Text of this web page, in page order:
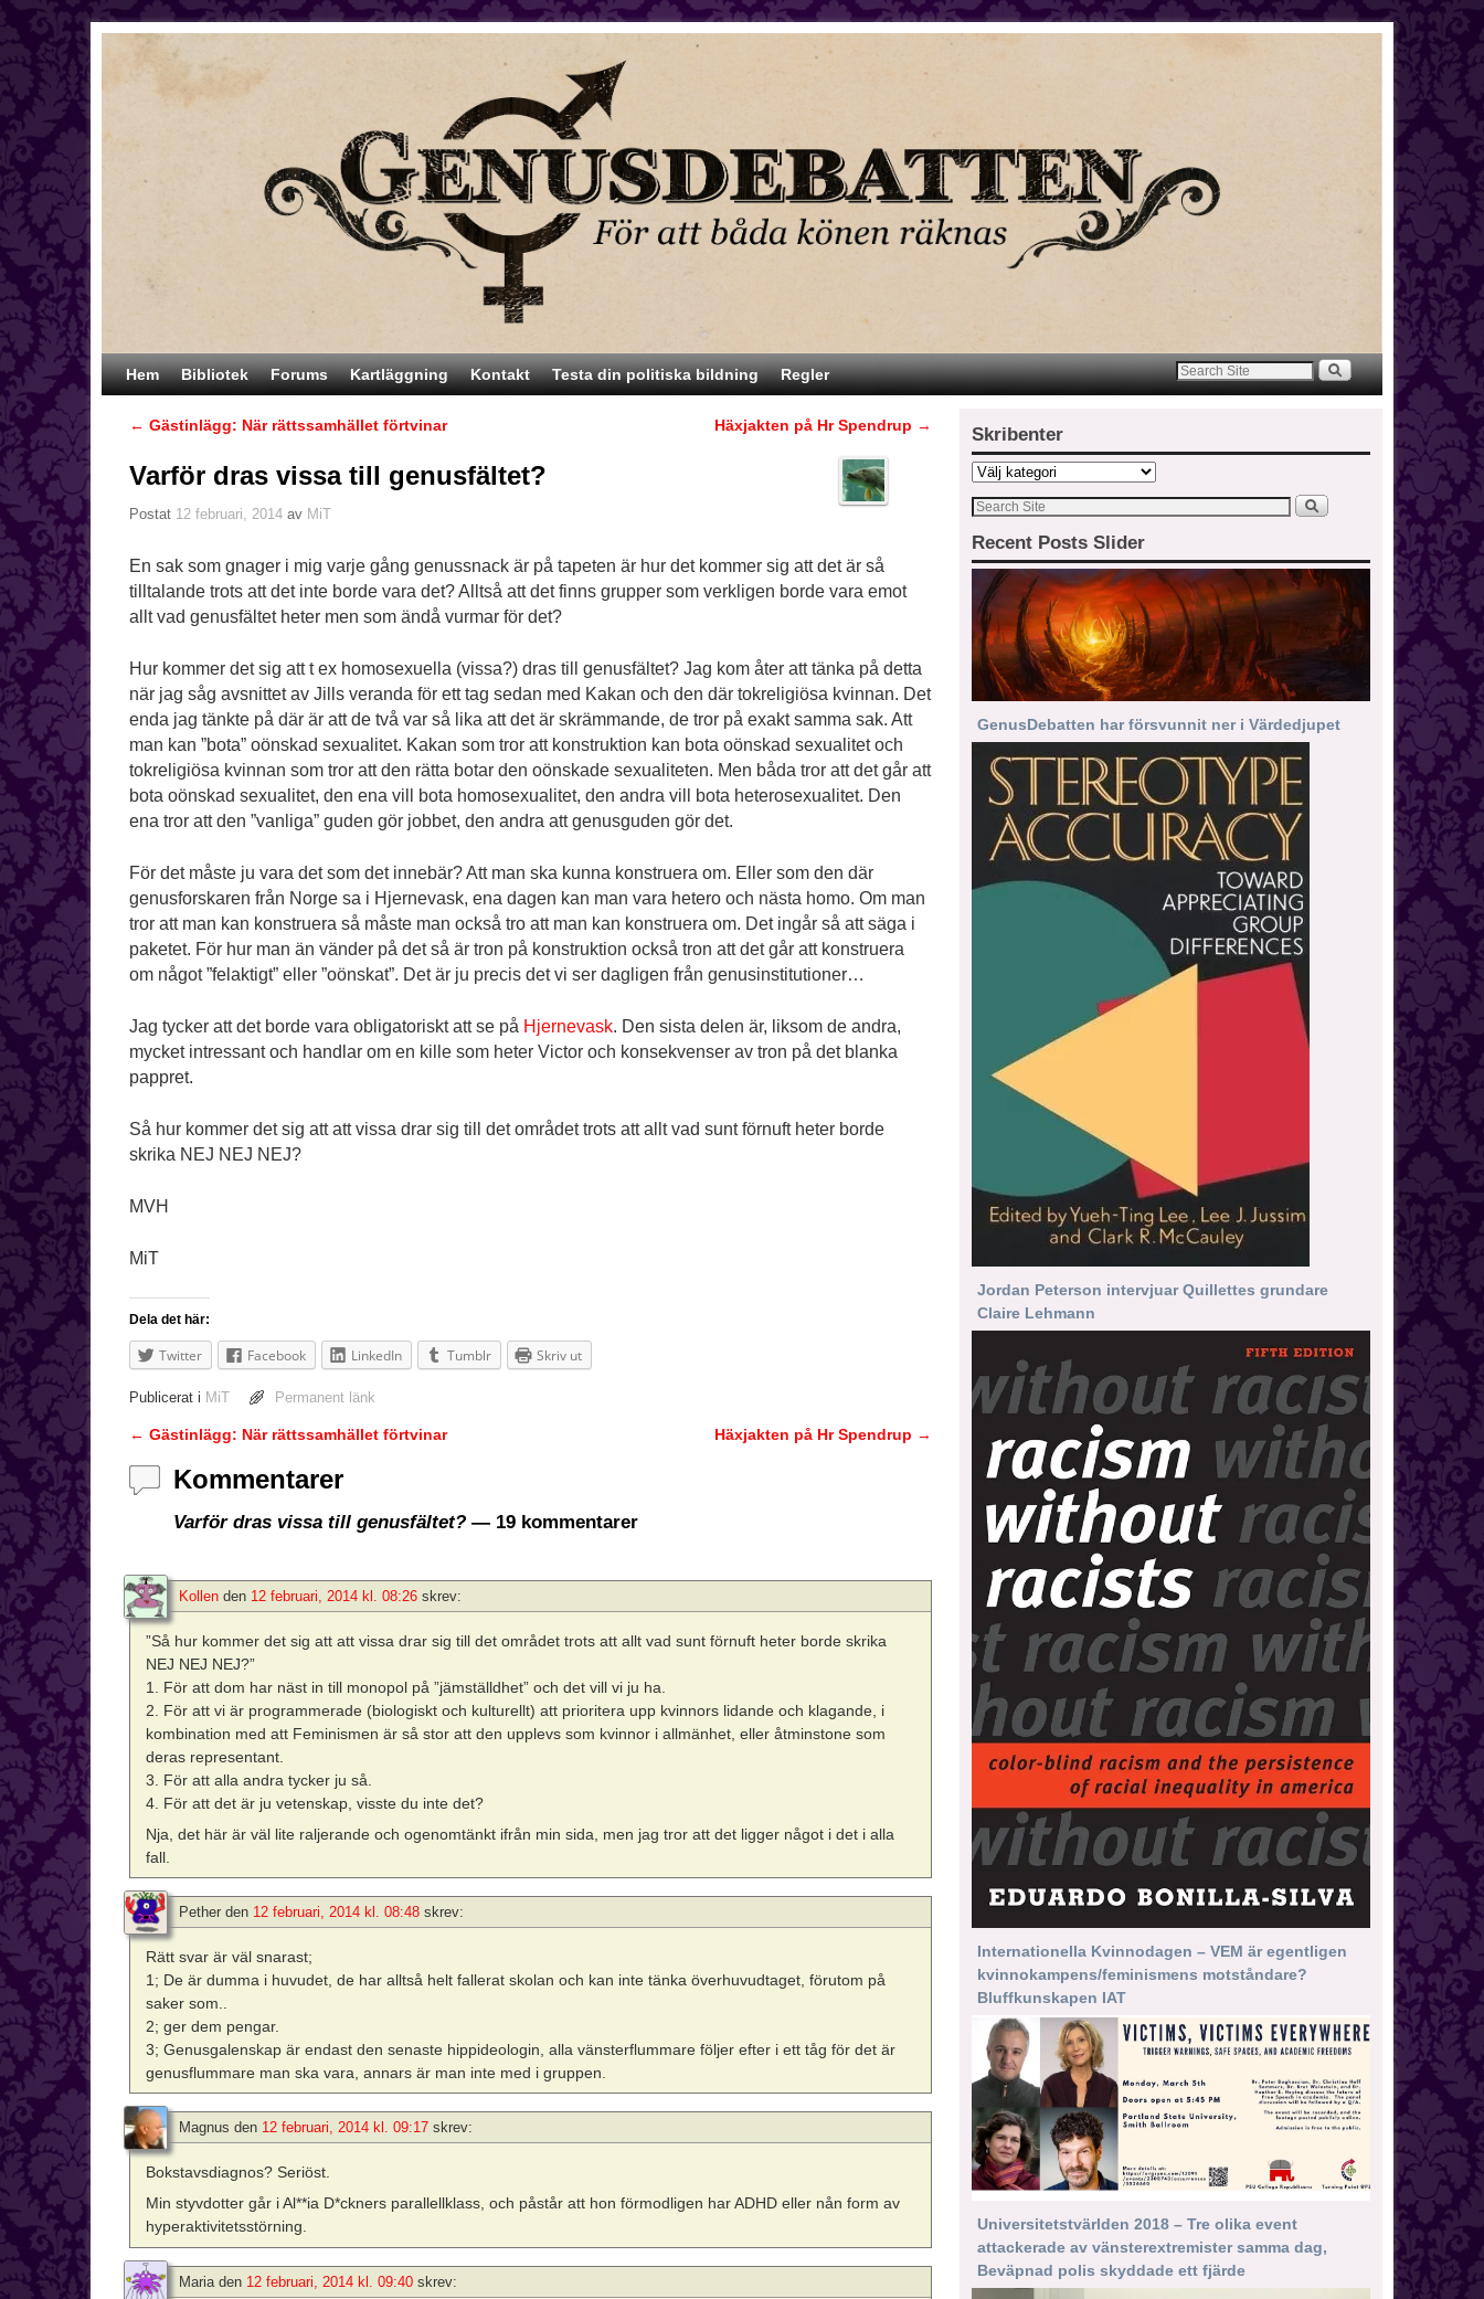
Hoppa till huvudinnehåll
Hoppa till sekundärt innehåll
Hem Bibliotek Forums Kartläggning Kontakt Testa din politiska bildning Regler
Inläggsnavigering
← Gästinlägg: När rättssamhället förtvinar Häxjakten på Hr Spendrup →
Varför dras vissa till genusfältet?
Postat 12 februari, 2014 av MiT
En sak som gnager i mig varje gång genussnack är på tapeten är hur det kommer sig att det är så
tilltalande trots att det inte borde vara det? Alltså att det finns grupper som verkligen borde vara emot
allt vad genusfältet heter men som ändå vurmar för det?
Hur kommer det sig att t ex homosexuella (vissa?) dras till genusfältet? Jag kom åter att tänka på detta
när jag såg avsnittet av Jills veranda för ett tag sedan med Kakan och den där tokreligiösa kvinnan. Det
enda jag tänkte på där är att de två var så lika att det är skrämmande, de tror på exakt samma sak. Att
man kan ”bota” oönskad sexualitet. Kakan som tror att konstruktion kan bota oönskad sexualitet och
tokreligiösa kvinnan som tror att den rätta botar den oönskade sexualiteten. Men båda tror att det går att
bota oönskad sexualitet, den ena vill bota homosexualitet, den andra vill bota heterosexualitet. Den
ena tror att den ”vanliga” guden gör jobbet, den andra att genusguden gör det.
För det måste ju vara det som det innebär? Att man ska kunna konstruera om. Eller som den där
genusforskaren från Norge sa i Hjernevask, ena dagen kan man vara hetero och nästa homo. Om man
tror att man kan konstruera så måste man också tro att man kan konstruera om. Det ingår så att säga i
paketet. För hur man än vänder på det så är tron på konstruktion också tron att det går att konstruera
om något ”felaktigt” eller ”oönskat”. Det är ju precis det vi ser dagligen från genusinstitutioner…
Jag tycker att det borde vara obligatoriskt att se på Hjernevask. Den sista delen är, liksom de andra,
mycket intressant och handlar om en kille som heter Victor och konsekvenser av tron på det blanka
pappret.
Så hur kommer det sig att att vissa drar sig till det området trots att allt vad sunt förnuft heter borde
skrika NEJ NEJ NEJ?
MVH
MiT
Dela det här:
Twitter Facebook LinkedIn Tumblr Skriv ut
Publicerat i MiT Permanent länk
Inläggsnavigering
← Gästinlägg: När rättssamhället förtvinar Häxjakten på Hr Spendrup →
Kommentarer
Varför dras vissa till genusfältet? — 19 kommentarer
Kollen den 12 februari, 2014 kl. 08:26 skrev:
”Så hur kommer det sig att att vissa drar sig till det området trots att allt vad sunt förnuft heter borde skrika
NEJ NEJ NEJ?”
1. För att dom har näst in till monopol på ”jämställdhet” och det vill vi ju ha.
2. För att vi är programmerade (biologiskt och kulturellt) att prioritera upp kvinnors lidande och klagande, i
kombination med att Feminismen är så stor att den upplevs som kvinnor i allmänhet, eller åtminstone som
deras representant.
3. För att alla andra tycker ju så.
4. För att det är ju vetenskap, visste du inte det?
Nja, det här är väl lite raljerande och ogenomtänkt ifrån min sida, men jag tror att det ligger något i det i alla
fall.
Pether den 12 februari, 2014 kl. 08:48 skrev:
Rätt svar är väl snarast;
1; De är dumma i huvudet, de har alltså helt fallerat skolan och kan inte tänka överhuvudtaget, förutom på
saker som..
2; ger dem pengar.
3; Genusgalenskap är endast den senaste hippideologin, alla vänsterflummare följer efter i ett tåg för det är
genusflummare man ska vara, annars är man inte med i gruppen.
Magnus den 12 februari, 2014 kl. 09:17 skrev:
Bokstavsdiagnos? Seriöst.
Min styvdotter går i Al**ia D*ckners parallellklass, och påstår att hon förmodligen har ADHD eller nån form av
hyperaktivitetsstörning.
Maria den 12 februari, 2014 kl. 09:40 skrev:
Skribenter
Recent Posts Slider
GenusDebatten har försvunnit ner i Värdedjupet
Jordan Peterson intervjuar Quillettes grundare
Claire Lehmann
Internationella Kvinnodagen – VEM är egentligen
kvinnokampens/feminismens motståndare?
Bluffkunskapen IAT
Universitetstvärlden 2018 – Tre olika event
attackerade av vänsterextremister samma dag,
Beväpnad polis skyddade ett fjärde